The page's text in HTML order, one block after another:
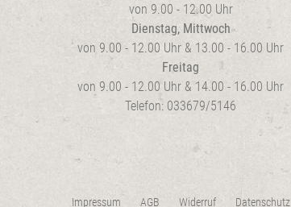
von 9.00 - 12.00 Uhr
Dienstag, Mittwoch
von 9.00 - 12.00 Uhr & 13.00 - 16.00 Uhr
Freitag
von 9.00 - 12.00 Uhr & 14.00 - 16.00 Uhr
Telefon: 033679/5146
Impressum AGB Widerruf Datenschutz